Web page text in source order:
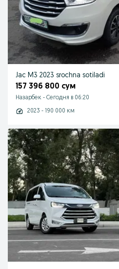
Jac M3 2023 srochna sotiladi
157 396 800 сум
Назарбек - Сегодня в 06:20
2023 - 190 000 км